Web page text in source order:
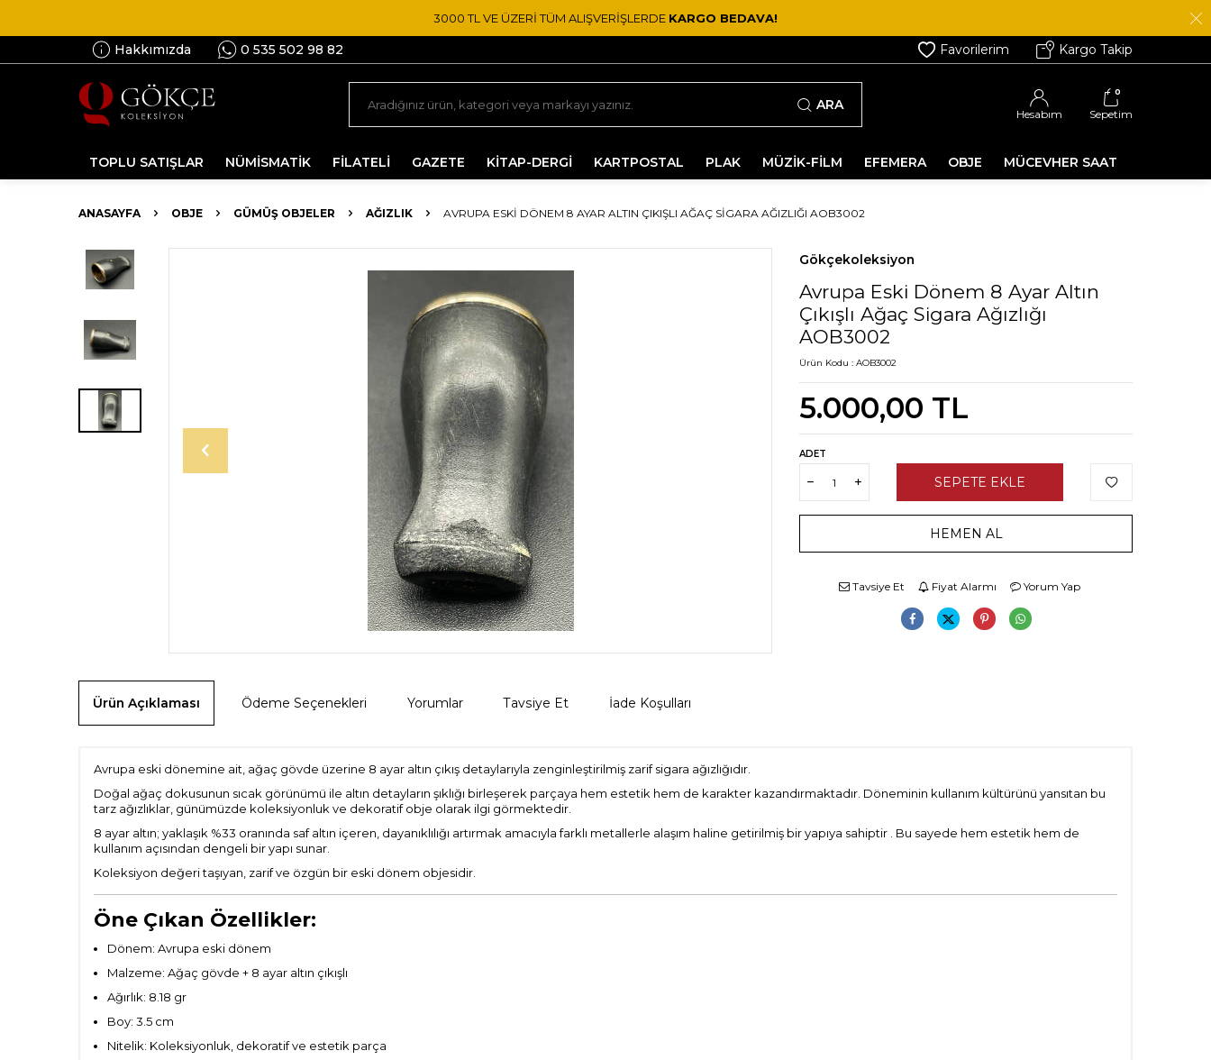
3000 TL VE ÜZERİ TÜM ALIŞVERİŞLERDE KARGO BEDAVA!
Hakkımızda 0 535 502 98 82 Favorilerim Kargo Takip
ARA
Hesabım
0
Sepetim
TOPLU SATIŞLAR NÜMİSMATİK FİLATELİ GAZETE KİTAP-DERGİ KARTPOSTAL PLAK MÜZİK-FİLM EFEMERA OBJE MÜCEVHER SAAT
ANASAYFA OBJE GÜMÜŞ OBJELER AĞIZLIK AVRUPA ESKI DÖNEM 8 AYAR ALTIN ÇIKIŞLI AĞAÇ SIGARA AĞIZLIĞI AOB3002
Gökçekoleksiyon
Avrupa Eski Dönem 8 Ayar Altın
Çıkışlı Ağaç Sigara Ağızlığı
AOB3002
Ürün Kodu : AOB3002
5.000,00 TL
ADET
SEPETE EKLE
HEMEN AL
Tavsiye Et Fiyat Alarmı Yorum Yap
Ürün Açıklaması Ödeme Seçenekleri Yorumlar Tavsiye Et İade Koşulları
Avrupa eski dönemine ait, ağaç gövde üzerine 8 ayar altın çıkış detaylarıyla zenginleştirilmiş zarif sigara ağızlığıdır.
Doğal ağaç dokusunun sıcak görünümü ile altın detayların şıklığı birleşerek parçaya hem estetik hem de karakter kazandırmaktadır. Döneminin kullanım kültürünü yansıtan bu
tarz ağızlıklar, günümüzde koleksiyonluk ve dekoratif obje olarak ilgi görmektedir.
8 ayar altın; yaklaşık %33 oranında saf altın içeren, dayanıklılığı artırmak amacıyla farklı metallerle alaşım haline getirilmiş bir yapıya sahiptir
. Bu sayede hem estetik hem de
kullanım açısından dengeli bir yapı sunar.
Koleksiyon değeri taşıyan, zarif ve özgün bir eski dönem objesidir.
Öne Çıkan Özellikler:
Dönem: Avrupa eski dönem
Malzeme: Ağaç gövde + 8 ayar altın çıkışlı
Ağırlık: 8.18 gr
Boy: 3.5 cm
Nitelik: Koleksiyonluk, dekoratif ve estetik parça